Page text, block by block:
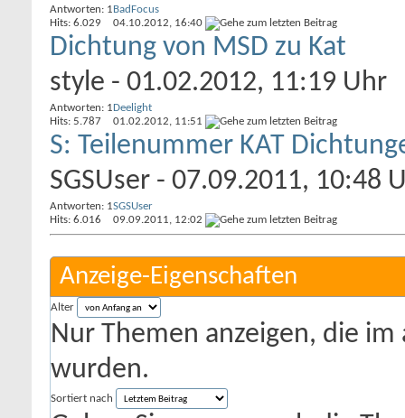
Antworten: 1
Hits: 6.029
BadFocus
04.10.2012, 16:40
Dichtung von MSD zu Kat
style - 01.02.2012, 11:19 Uhr
Antworten: 1
Hits: 5.787
Deelight
01.02.2012, 11:51
S: Teilenummer KAT
SGSUser - 07.09.2011, 10:48
Antworten: 1
Hits: 6.016
SGSUser
09.09.2011, 12:02
Anzeige-Eigenschaften
Alter
Nur Themen anzeigen, die
wurden.
Sortiert nach